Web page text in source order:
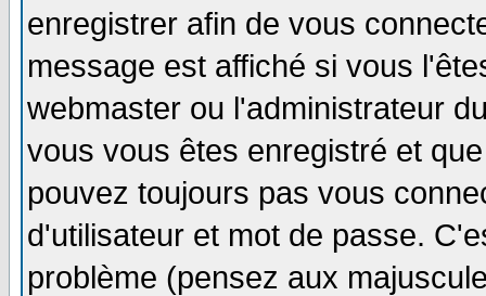
enregistrer afin de vous
message est affiché si vous
webmaster ou l'administrateur
vous vous êtes enregistré et
pouvez toujours pas vous
d'utilisateur et mot de passe.
problème (pensez aux